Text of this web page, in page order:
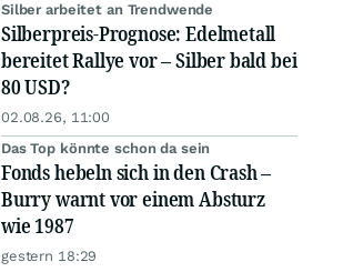
Silber arbeitet an Trendwende
Silberpreis-Prognose: Edelmetall
bereitet Rallye vor – Silber bald bei
80 USD?
02.08.26, 11:00
Das Top könnte schon da sein
Fonds hebeln sich in den Crash –
Burry warnt vor einem Absturz
wie 1987
gestern 18:29